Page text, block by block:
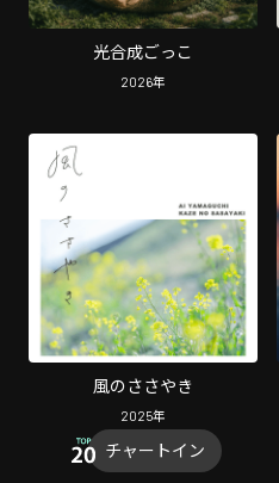
光合成ごっこ
2026年
風のささやき
2025年
チャートイン